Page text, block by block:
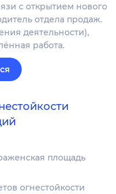
с открытием нового
отдела продаж.
деятельности),
работа.
площадь
огнестойкости